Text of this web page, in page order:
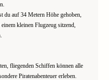
du auf 34 Metern Höhe gehoben,
kleinen Flugzeug sitzend,
fliegenden Schiffen können alle
Piratenabenteuer erleben.